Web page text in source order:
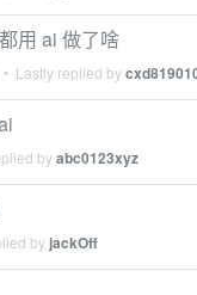
用 ai 做了啥
• Lastly replied by
byabc0123xyz
by jackOff